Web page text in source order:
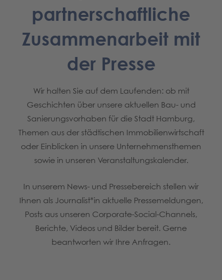
partnerschaftliche
Zusammenarbeit mit
der Presse
Wir halten Sie auf dem Laufenden: ob mit
Geschichten über unsere aktuellen Bau- und
Sanierungsvorhaben für die Stadt Hamburg,
Themen aus der städtischen Immobilienwirtschaft
oder Einblicken in unsere Unternehmensthemen
sowie in unseren Veranstaltungskalender.
In unserem News- und Pressebereich stellen wir
Ihnen als Journalist*in aktuelle Pressemeldungen,
Posts aus unseren Corporate-Social-Channels,
Berichte, Videos und Bilder bereit. Gerne
beantworten wir Ihre Anfragen.